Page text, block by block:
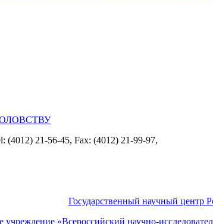
(4012) 21-56-45, Fax: (4012) 21-99-97,
Государственный научный центр
учреждение «Всероссийский научно-